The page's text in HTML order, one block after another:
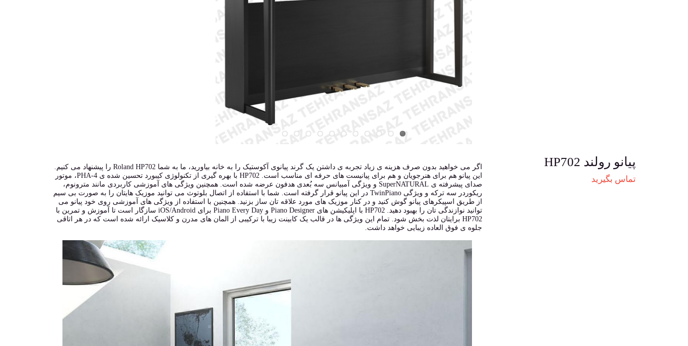
پیانو رولند HP702
تماس بگیرید
اگر می خواهید بدون صرف هزینه ی زیاد تجربه ی داشتن یک گرند پیانوی آکوستیک را به خانه بیاورید، ما به شما Roland HP702 را پیشنهاد می کنیم.
این پیانو هم برای هنرجویان و هم برای پیانیست های حرفه ای مناسب است. HP702 با بهره گیری از تکنولوژی کیبورد تحسین شده ی PHA-4، موتور
صدای پیشرفته ی SuperNATURAL و ویژگی آمبیانس سه بُعدی هدفون عرضه شده است. همچنین ویژگی های آموزشی کاربردی مانند مترونوم،
ریکوردر سه ترکه و ویژگی TwinPiano در این پیانو قرار گرفته است. شما با استفاده از اتصال بلوتوث می توانید موزیک هایتان را به صورت بی سیم
از طریق اسپیکرهای پیانو گوش کنید و در کنار موزیک های مورد علاقه تان ساز بزنید. همچنین با استفاده از ویژگی های آموزشی روی خود پیانو می
توانید نوازندگی تان را بهبود دهید. HP702 با اپلیکیشن های Piano Designer و Piano Every Day برای iOS/Android سازگار است تا آموزش و تمرین با
HP702 برایتان لذت بخش شود. تمام این ویژگی ها در قالب یک کابینت زیبا با ترکیبی از المان های مدرن و کلاسیک ارائه شده است که در هر اتاقی
جلوه ی فوق العاده زیبایی خواهد داشت.